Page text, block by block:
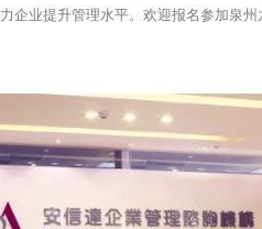
企业提升管理水平。欢迎报名参加泉